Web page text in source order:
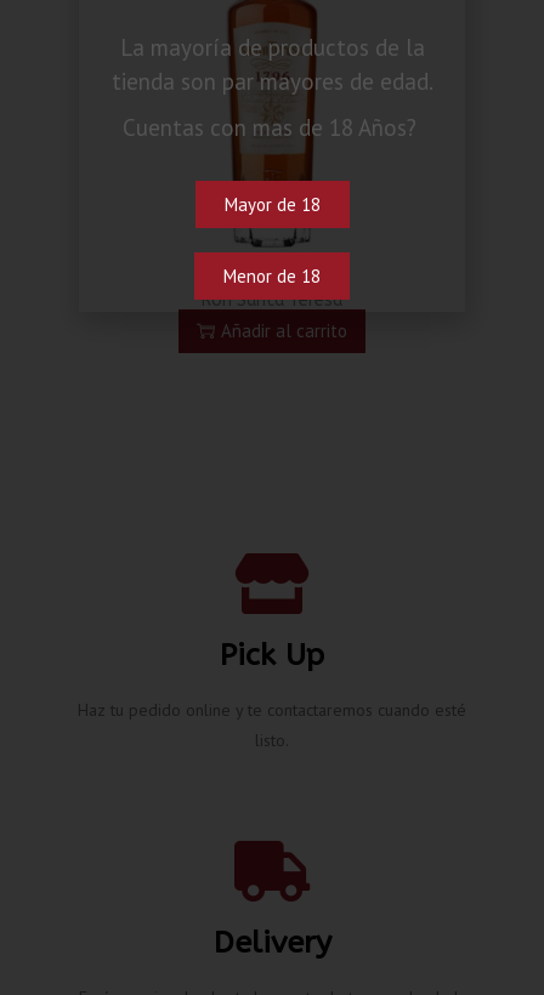
Ron Santa Teresa
Añadir al carrito
Pick Up
Haz tu pedido online y te contactaremos cuando esté
listo.
Delivery
La mayoría de productos de la
tienda son par mayores de edad.
Cuentas con mas de 18 Años?
Mayor de 18
Menor de 18